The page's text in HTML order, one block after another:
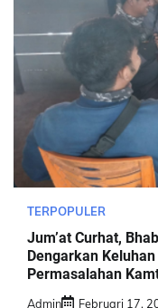
TERPOPULER
Jum’at Curhat,
Dengarkan
Permasalahan
Admin Februari 17,